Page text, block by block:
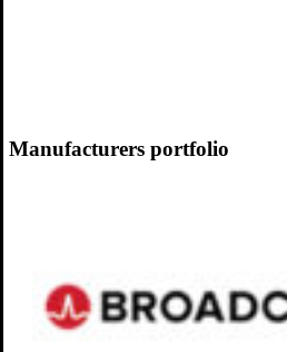
Manufacturers portfolio